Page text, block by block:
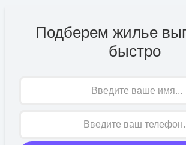
Подберем жилье
быстро